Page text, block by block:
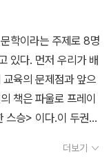
과학)의 융합이 시대
과 예술이 결합하게
꼽으며, 크리에이티
箱)의 시, 르네 마그리
는 열정을 보인다. 조
의 유대를 강화하려
성의 영토로 들어온 것
를 포섭하여 이를 없
교, 이데올로기, 입장
리고 타자로 구분한
행사하며 동일성을
육과 결합해 생각하
학은 어떻게 아이들의
연대하는 시민을 어
리는 언어의 회복은
어떻게 가르칠 것인
게 영향을 미치는가?
끝에는 'Q&A 미니 인
다는 성적이 우선시
마다 제기되는 부분
요성이 대두되곤 했
는 걸까요? 시민행성
동하는 사회에 대한
민'을 키우는 '시민 인
교육의 핵심으로 생
은 2014년 전국국어
학이라는 주제로 8명
있다. 먼저 우리가 배
육의 문제점과 앞으
책은 파울로 프레이
스승> 이다.이 두권의
더보기